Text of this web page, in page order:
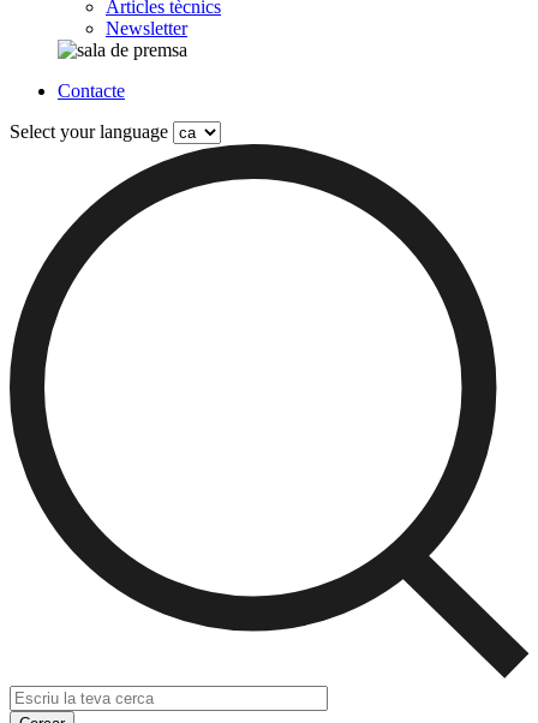
Articles tècnics
Newsletter
Contacte
Select your language